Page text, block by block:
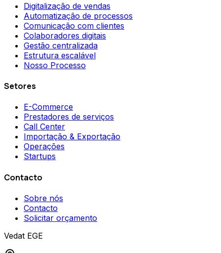
Digitalização de vendas
Automatização de processos
Comunicação com clientes
Colaboradores digitais
Gestão centralizada
Estrutura escalável
Nosso Processo
Setores
E-Commerce
Prestadores de serviços
Call Center
Importação & Exportação
Operações
Startups
Contacto
Sobre nós
Contacto
Solicitar orçamento
Vedat EGE